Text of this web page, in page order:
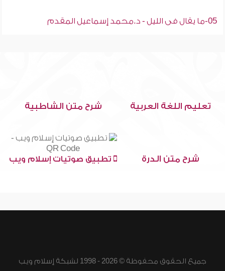
05-ما يقال فى الليل - د.محمد إسماعيل المقدم
تعليم اللغة العربية شرح متن الشاطبية
شرح متن الدرة تطبيق صوتيات إسلام ويب
جميع الحقوق محفوظة © 2026 - 1998 لشبكة إسلام ويب